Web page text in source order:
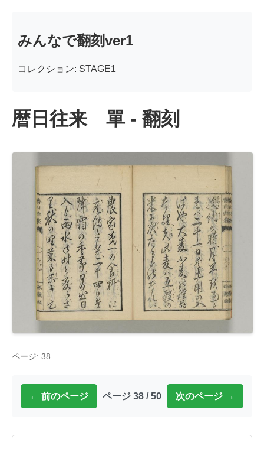
みんなで翻刻ver1
コレクション: STAGE1
暦日往来 單 - 翻刻
ページ: 38
← 前のページ ページ 38 / 50 次のページ →